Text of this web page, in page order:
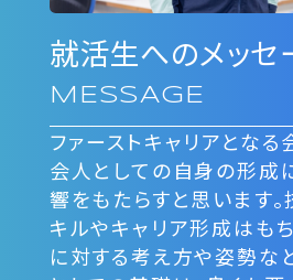
就活生へのメッセ
MESSAGE
ファーストキャリアとなる
会人としての自身の形成
響をもたらすと思います
キルやキャリア形成はも
に対する考え方や姿勢な